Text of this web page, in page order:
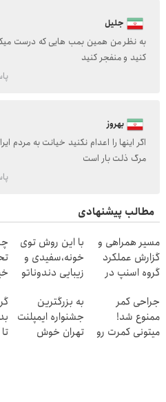
جلیل
به نظر من همین بمب هایی که درست
کنید و منفجر کنید
بهروز
اگر اینها را اعدام نکنید خیانت به مردم
مرگ ذلت بار است
مطالب پیشنهادی
مسیر همراهی و
گزارش عملکرد
گروه اسنپ در
با این روش توی
خونه،سفیدی و
زیبایی دندوناتو
(40%off)
جراحی کمر
ممنوع شد!
میتونی کمرت رو
به بزرگترین
جشنواره ایمپلنت
تهران خوش